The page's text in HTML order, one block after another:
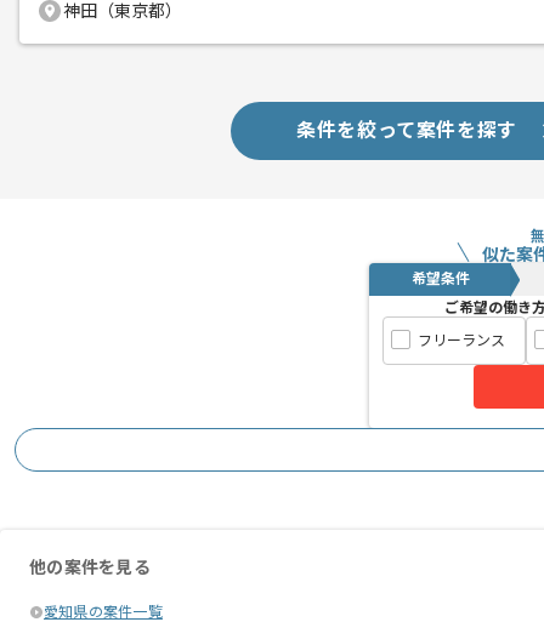
神田（東京都）
条件を絞って案件を探す
似た案
希望条件
ご希望の働き
フリーランス
他の案件を見る
愛知県の案件一覧